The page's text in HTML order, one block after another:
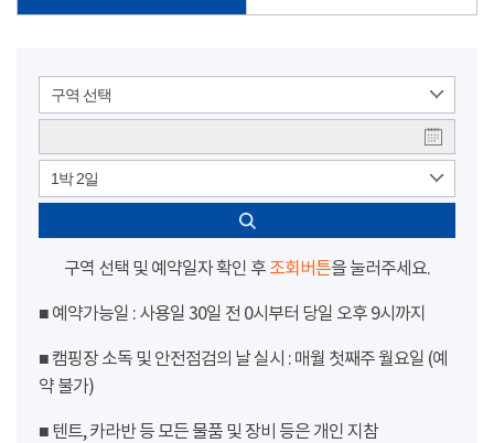
구역 선택
1박 2일
구역 선택 및 예약일자 확인 후 조회버튼을 눌러주세요.
■ 예약가능일 : 사용일 30일 전 0시부터 당일 오후 9시까지
■ 캠핑장 소독 및 안전점검의 날 실시 : 매월 첫째주 월요일 (예
약 불가)
■ 텐트, 카라반 등 모든 물품 및 장비 등은 개인 지참